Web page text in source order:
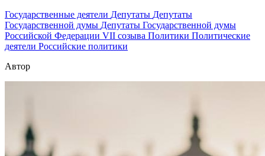
Государственные деятели Депутаты Депутаты
Государственной думы Депутаты Государственной думы
Российской Федерации VII созыва Политики Политические
деятели Российские политики
Автор